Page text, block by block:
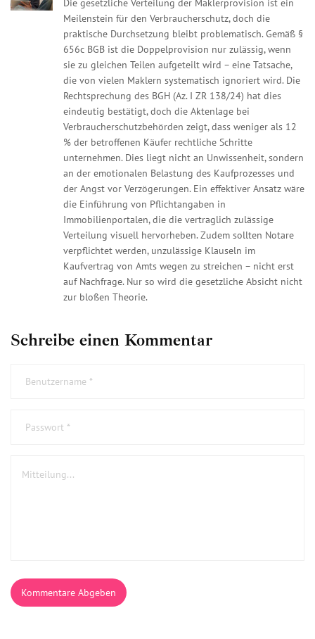
Die gesetzliche Verteilung der Maklerprovision ist ein
Meilenstein für den Verbraucherschutz, doch die
praktische Durchsetzung bleibt problematisch. Gemäß §
656c BGB ist die Doppelprovision nur zulässig, wenn
sie zu gleichen Teilen aufgeteilt wird – eine Tatsache,
die von vielen Maklern systematisch ignoriert wird. Die
Rechtsprechung des BGH (Az. I ZR 138/24) hat dies
eindeutig bestätigt, doch die Aktenlage bei
Verbraucherschutzbehörden zeigt, dass weniger als 12
% der betroffenen Käufer rechtliche Schritte
unternehmen. Dies liegt nicht an Unwissenheit, sondern
an der emotionalen Belastung des Kaufprozesses und
der Angst vor Verzögerungen. Ein effektiver Ansatz wäre
die Einführung von Pflichtangaben in
Immobilienportalen, die die vertraglich zulässige
Verteilung visuell hervorheben. Zudem sollten Notare
verpflichtet werden, unzulässige Klauseln im
Kaufvertrag von Amts wegen zu streichen – nicht erst
auf Nachfrage. Nur so wird die gesetzliche Absicht nicht
zur bloßen Theorie.
Schreibe einen Kommentar
Kommentare Abgeben